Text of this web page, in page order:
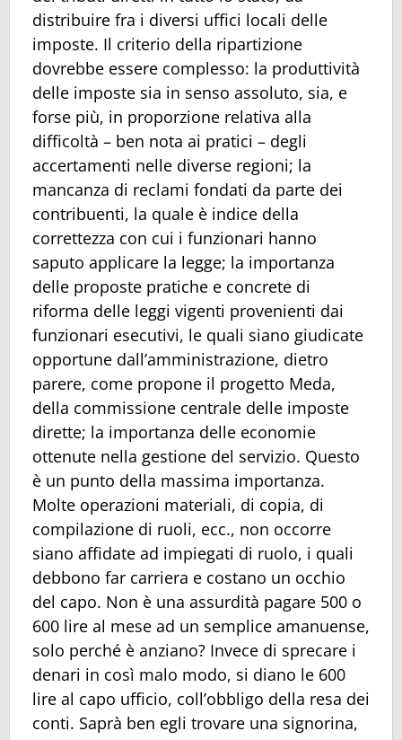
distribuire fra i diversi uffici locali delle
imposte. Il criterio della ripartizione
dovrebbe essere complesso: la produttività
delle imposte sia in senso assoluto, sia, e
forse più, in proporzione relativa alla
difficoltà – ben nota ai pratici – degli
accertamenti nelle diverse regioni; la
mancanza di reclami fondati da parte dei
contribuenti, la quale è indice della
correttezza con cui i funzionari hanno
saputo applicare la legge; la importanza
delle proposte pratiche e concrete di
riforma delle leggi vigenti provenienti dai
funzionari esecutivi, le quali siano giudicate
opportune dall’amministrazione, dietro
parere, come propone il progetto Meda,
della commissione centrale delle imposte
dirette; la importanza delle economie
ottenute nella gestione del servizio. Questo
è un punto della massima importanza.
Molte operazioni materiali, di copia, di
compilazione di ruoli, ecc., non occorre
siano affidate ad impiegati di ruolo, i quali
debbono far carriera e costano un occhio
del capo. Non è una assurdità pagare 500 o
600 lire al mese ad un semplice amanuense,
solo perché è anziano? Invece di sprecare i
denari in così malo modo, si diano le 600
lire al capo ufficio, coll’obbligo della resa dei
conti. Saprà ben egli trovare una signorina,